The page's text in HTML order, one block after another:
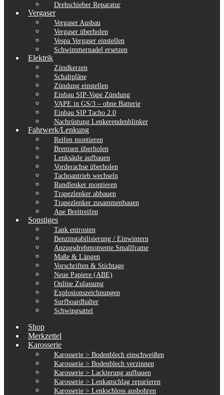
Drehschieber Reparatur
Vergaser
Vergaser Ausbau
Vergaser überholen
Vespa Vergaser einstellen
Schwimmernadel ersetzen
Elektrik
Zündkerzen
Schaltpläne
Zündung einstellen
Einbau SIP-Vape Zündung
VAPE in GS/3 – ohne Batterie
Einbau SIP Tacho 2.0
Nachrüstung Lenkerendenblinker
Fahrwerk/Lenkung
Reifen montieren
Bremsen überholen
Lenksäule aufbauen
Vorderachse überholen
Tachoantrieb wechseln
Rundlenker montieren
Trapezlenker abbauen
Trapezlenker zusammenbauen
Ape Breitreifen
Sonstiges
Tank entrosten
Benzinstabilisierung / Einwintern
Anzugsdrehmomente Smallframe
Maße & Längen
Vorschriften & Stichtage
Neue Papiere (ABE)
Online Zulassung
Explosionszeichnungen
Surfboardhalter
Schwingsattel
Shop
Merkzettel
Karosserie
Karosserie > Bodenblech einschweißen
Karosserie > Bodenblech verzinnen
Karosserie > Lackierung aufbauen
Karosserie > Lenkanschlag reparieren
Karosserie > Lenkschloss ausbohren